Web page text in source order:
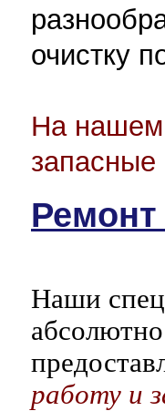
очистку
На нашем
запасные
Наши
работу и